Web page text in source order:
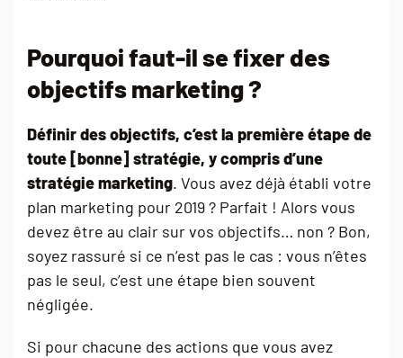
Pourquoi faut-il se fixer des
objectifs marketing ?
Définir des objectifs, c’est la première étape de
toute [bonne] stratégie, y compris d’une
stratégie marketing. Vous avez déjà établi votre
plan marketing pour 2019 ? Parfait ! Alors vous
devez être au clair sur vos objectifs… non ? Bon,
soyez rassuré si ce n’est pas le cas : vous n’êtes
pas le seul, c’est une étape bien souvent
négligée.
Si pour chacune des actions que vous avez